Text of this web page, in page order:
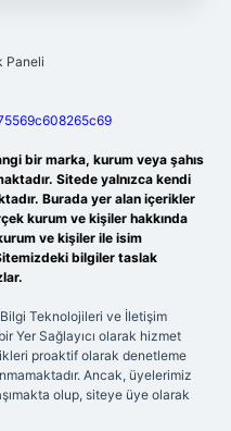
bir marka, kurum veya şahıs
Sitede yalnızca kendi
Burada yer alan içerikler
kurum ve kişiler hakkında
ve kişiler ile isim
bilgiler taslak
Teknolojileri ve İletişim
Yer Sağlayıcı olarak hizmet
proaktif olarak denetleme
Ancak, üyelerimiz
olup, siteye üye olarak